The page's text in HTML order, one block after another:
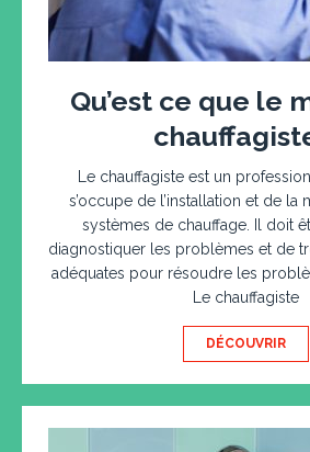
Qu’est ce que le
Le chauffagiste est un
s’occupe de l’installation et de la
systèmes de chauffage. Il doit
diagnostiquer les problèmes et de
adéquates pour résoudre les
Le chauffagiste
DÉCOUVRIR